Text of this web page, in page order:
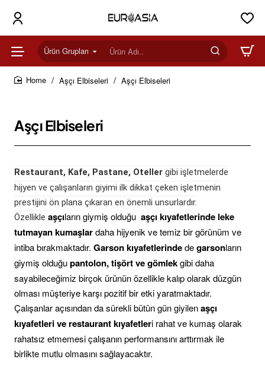
Ürün Grupları
Ürün
Adı..
Aşçı Elbiseleri Aşçı Elbiseleri
Aşçı Elbiseleri
Restaurant, Kafe, Pastane, Oteller gibi işletmelerde
hijyen ve çalışanların giyimi ilk dikkat çeken işletmenin
prestijini ön plana çıkaran en önemli unsurlardır.
Özellikle aşçıların giymiş olduğu aşçı kıyafetlerinde leke
tutmayan kumaşlardaha hijyenik ve temiz bir görünüm ve
intiba bırakmaktadır. Garson kıyafetlerindedegarsonların
giymiş olduğupantolon, tişört ve gömlekgibi daha
sayabileceğimiz birçok ürünün özellikle kalıp olarak düzgün
olması müşteriye karşı pozitif bir etki yaratmaktadır.
Çalışanlar açısından da sürekli bütün gün giyilenaşçı
kıyafetleri ve restaurant kıyafetleri rahat ve kumaş olarak
rahatsız etmemesi çalışanın performansını arttırmak ile
birlikte mutlu olmasını sağlayacaktır.